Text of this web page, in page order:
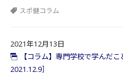
スポ健コラム
2021年12月13日
【コラム】専門学校で学んだこ
2021.12.9］